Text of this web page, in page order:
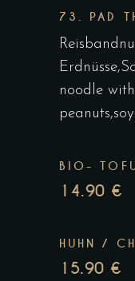
73. PAD
noodle
BIO-
14.90 €
HUHN /
15.90 €